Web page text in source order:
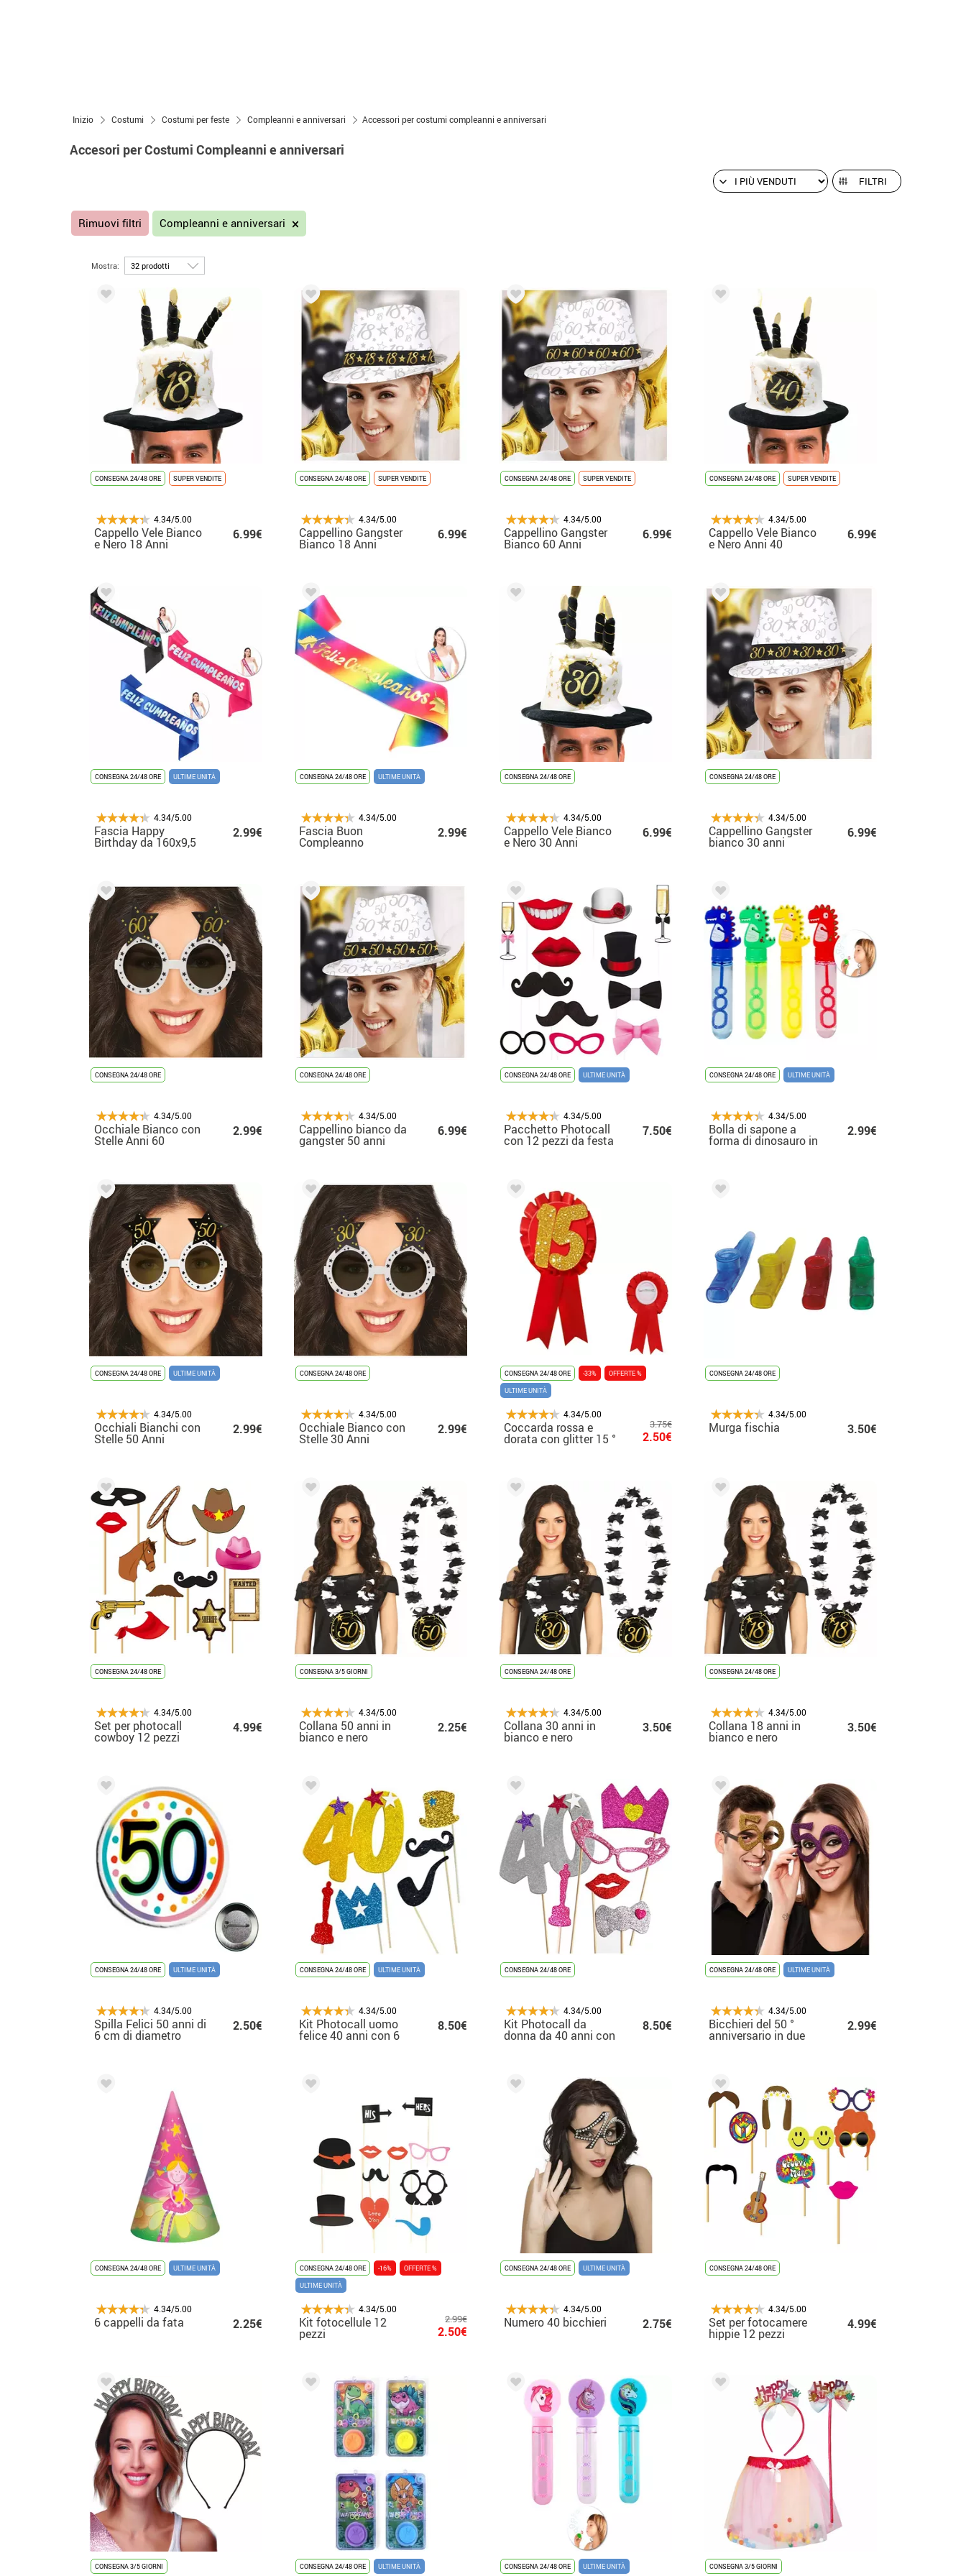
Inizio Costumi Costumi per feste Compleanni e anniversari Accessori per costumi compleanni e anniversari
Accesori per Costumi Compleanni e anniversari
FILTRI
Rimuovi filtri Compleanni e anniversari
Mostra:
CONSEGNA 24/48 ORE SUPER VENDITE
4.34/5.00
Cappello Vele Bianco
e Nero 18 Anni
6.99€
CONSEGNA 24/48 ORE SUPER VENDITE
4.34/5.00
Cappellino Gangster
Bianco 18 Anni
6.99€
CONSEGNA 24/48 ORE SUPER VENDITE
4.34/5.00
Cappellino Gangster
Bianco 60 Anni
6.99€
CONSEGNA 24/48 ORE SUPER VENDITE
4.34/5.00
Cappello Vele Bianco
e Nero Anni 40
6.99€
CONSEGNA 24/48 ORE ULTIME UNITÀ
4.34/5.00
Fascia Happy
Birthday da 160x9,5
cm in vari colori
2.99€
CONSEGNA 24/48 ORE ULTIME UNITÀ
4.34/5.00
Fascia Buon
Compleanno
Arcobaleno 160x9,5
2.99€
CONSEGNA 24/48 ORE
4.34/5.00
Cappello Vele Bianco
e Nero 30 Anni
6.99€
CONSEGNA 24/48 ORE
4.34/5.00
Cappellino Gangster
bianco 30 anni
6.99€
CONSEGNA 24/48 ORE
4.34/5.00
Occhiale Bianco con
Stelle Anni 60
2.99€
CONSEGNA 24/48 ORE
4.34/5.00
Cappellino bianco da
gangster 50 anni
6.99€
CONSEGNA 24/48 ORE ULTIME UNITÀ
4.34/5.00
Pacchetto Photocall
con 12 pezzi da festa
7.50€
CONSEGNA 24/48 ORE ULTIME UNITÀ
4.34/5.00
Bolla di sapone a
forma di dinosauro in
2.99€
CONSEGNA 24/48 ORE ULTIME UNITÀ
4.34/5.00
Occhiali Bianchi con
Stelle 50 Anni
2.99€
CONSEGNA 24/48 ORE
4.34/5.00
Occhiale Bianco con
Stelle 30 Anni
2.99€
CONSEGNA 24/48 ORE -33%
OFFERTE %
ULTIME UNITÀ
4.34/5.00
Coccarda rossa e
dorata con glitter 15 °
anniversario di 15 cm
3.75€
2.50€
CONSEGNA 24/48 ORE
4.34/5.00
Murga fischia 3.50€
CONSEGNA 24/48 ORE
4.34/5.00
Set per photocall
cowboy 12 pezzi
4.99€
CONSEGNA 3/5 GIORNI
4.34/5.00
Collana 50 anni in
bianco e nero
2.25€
CONSEGNA 24/48 ORE
4.34/5.00
Collana 30 anni in
bianco e nero
3.50€
CONSEGNA 24/48 ORE
4.34/5.00
Collana 18 anni in
bianco e nero
3.50€
CONSEGNA 24/48 ORE ULTIME UNITÀ
4.34/5.00
Spilla Felici 50 anni di
6 cm di diametro
2.50€
CONSEGNA 24/48 ORE ULTIME UNITÀ
4.34/5.00
Kit Photocall uomo
felice 40 anni con 6
8.50€
CONSEGNA 24/48 ORE
4.34/5.00
Kit Photocall da
donna da 40 anni con
8.50€
CONSEGNA 24/48 ORE ULTIME UNITÀ
4.34/5.00
Bicchieri del 50 °
anniversario in due
2.99€
CONSEGNA 24/48 ORE ULTIME UNITÀ
4.34/5.00
6 cappelli da fata 2.25€
CONSEGNA 24/48 ORE -16%
OFFERTE %
ULTIME UNITÀ
4.34/5.00
Kit fotocellule 12
pezzi
2.99€
2.50€
CONSEGNA 24/48 ORE ULTIME UNITÀ
4.34/5.00
Numero 40 bicchieri 2.75€
CONSEGNA 24/48 ORE
4.34/5.00
Set per fotocamere
hippie 12 pezzi
4.99€
CONSEGNA 3/5 GIORNI CONSEGNA 24/48 ORE ULTIME UNITÀ CONSEGNA 24/48 ORE ULTIME UNITÀ CONSEGNA 3/5 GIORNI